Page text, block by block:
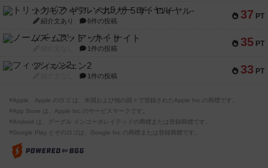
37 PT
トリックギア - ペルソナ5 ザ・ロイヤル-
紹介文あり 6件の投稿
35 PT
ノームズ・アット・ナイト
1件の投稿
33 PT
フィッシェン2
1件の投稿
※Apple、Apple のロゴ は、米国および他の国々で登録されたApple Inc.の商標です。
※App Store は、Apple Inc.のサービスマークです。
※Android は、グーグル インコーポレイテッドの商標または登録商標です。
※Google Play とそのロゴは、Google Inc.の商標または登録商標です。